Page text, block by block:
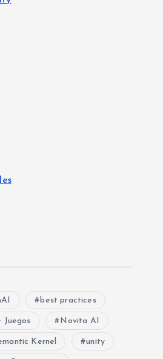
best practices
Juegos Novita AI
Kernel unity